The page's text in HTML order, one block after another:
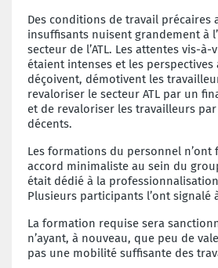
Des conditions de travail précaires
insuffisants nuisent grandement à
secteur de l’ATL. Les attentes vis-
étaient intenses et les perspectives
déçoivent, démotivent les
revaloriser le secteur ATL par un
et de revaloriser les travailleurs
décents.
Les formations du personnel n’ont
accord minimaliste au sein du
était dédié à la
Plusieurs participants l’ont signalé
La formation requise sera
n’ayant, à nouveau, que peu de
pas une mobilité suffisante des